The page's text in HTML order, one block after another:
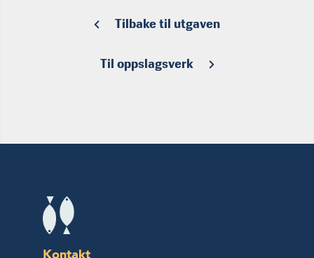
Tilbake til utgaven
Til oppslagsverk
Kontakt